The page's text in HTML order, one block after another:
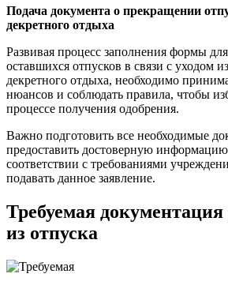
Подача документа о прекращении
декретного отдыха
Развивая процесс заполнения формы
оставшихся отпусков в связи с уходом
декретного отдыха, необходимо
нюансов и соблюдать правила, чтобы
процессе получения одобрения.
Важно подготовить все необходимые
предоставить достоверную
соответствии с требованиями
подавать данное заявление.
Требуемая
из отпуска